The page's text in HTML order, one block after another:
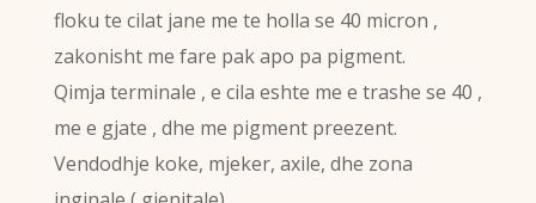
floku te cilat jane me te holla se 40 micron ,
zakonisht me fare pak apo pa pigment.
Qimja terminale , e cila eshte me e trashe se 40 ,
me e gjate , dhe me pigment preezent.
Vendodhje koke, mjeker, axile, dhe zona